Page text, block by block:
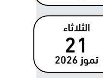
الثلاثاء
21
تموز 2026